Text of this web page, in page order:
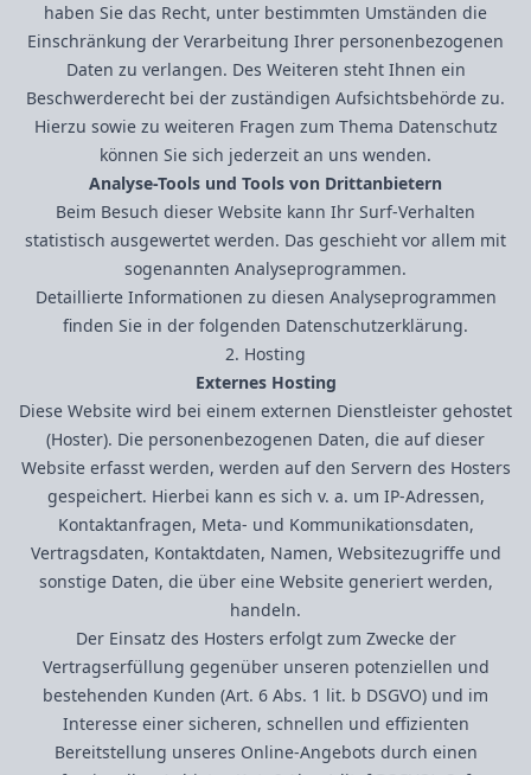
haben Sie das Recht, unter bestimmten Umständen die
Einschränkung der Verarbeitung Ihrer personenbezogenen
Daten zu verlangen. Des Weiteren steht Ihnen ein
Beschwerderecht bei der zuständigen Aufsichtsbehörde zu.
Hierzu sowie zu weiteren Fragen zum Thema Datenschutz
können Sie sich jederzeit an uns wenden.
Analyse-Tools und Tools von Dritt­anbietern
Beim Besuch dieser Website kann Ihr Surf-Verhalten
statistisch ausgewertet werden. Das geschieht vor allem mit
sogenannten Analyseprogrammen.
Detaillierte Informationen zu diesen Analyseprogrammen
finden Sie in der folgenden Datenschutzerklärung.
2. Hosting
Externes Hosting
Diese Website wird bei einem externen Dienstleister gehostet
(Hoster). Die personenbezogenen Daten, die auf dieser
Website erfasst werden, werden auf den Servern des Hosters
gespeichert. Hierbei kann es sich v. a. um IP-Adressen,
Kontaktanfragen, Meta- und Kommunikationsdaten,
Vertragsdaten, Kontaktdaten, Namen, Websitezugriffe und
sonstige Daten, die über eine Website generiert werden,
handeln.
Der Einsatz des Hosters erfolgt zum Zwecke der
Vertragserfüllung gegenüber unseren potenziellen und
bestehenden Kunden (Art. 6 Abs. 1 lit. b DSGVO) und im
Interesse einer sicheren, schnellen und effizienten
Bereitstellung unseres Online-Angebots durch einen